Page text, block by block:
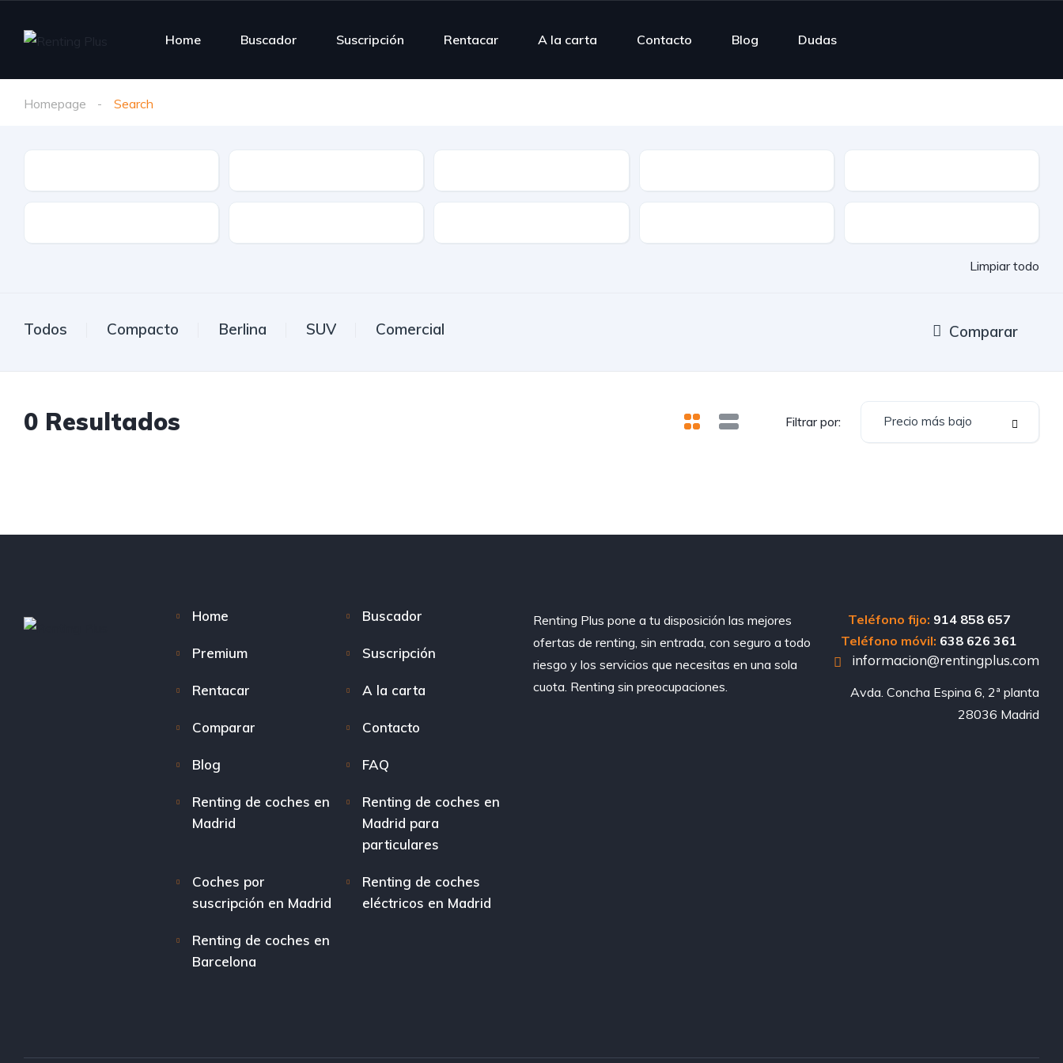
Home Buscador Suscripción Rentacar A la carta Contacto Blog Dudas
Homepage Search
Limpiar todo
Todos Compacto Berlina SUV Comercial Comparar
0 Resultados Filtrar por: Precio más bajo
Home Buscador
Premium Suscripción
Rentacar A la carta
Comparar Contacto
Blog FAQ
Renting de coches en
Madrid
Renting de coches en
Madrid para
particulares
Coches por
suscripción en Madrid
Renting de coches
eléctricos en Madrid
Renting de coches en
Barcelona
Renting Plus pone a tu disposición las mejores
ofertas de renting, sin entrada, con seguro a todo
riesgo y los servicios que necesitas en una sola
cuota. Renting sin preocupaciones.
Teléfono fijo: 914 858 657
Teléfono móvil: 638 626 361
informacion@rentingplus.com
Avda. Concha Espina 6, 2ª planta
28036 Madrid